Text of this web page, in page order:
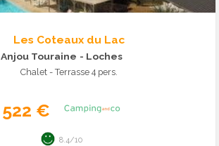
Les Coteaux du Lac
Anjou Touraine - Loches
Chalet - Terrasse 4 pers.
522 €
8.4/10